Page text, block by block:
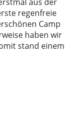
regenfreie
Camp
haben wir
stand einem